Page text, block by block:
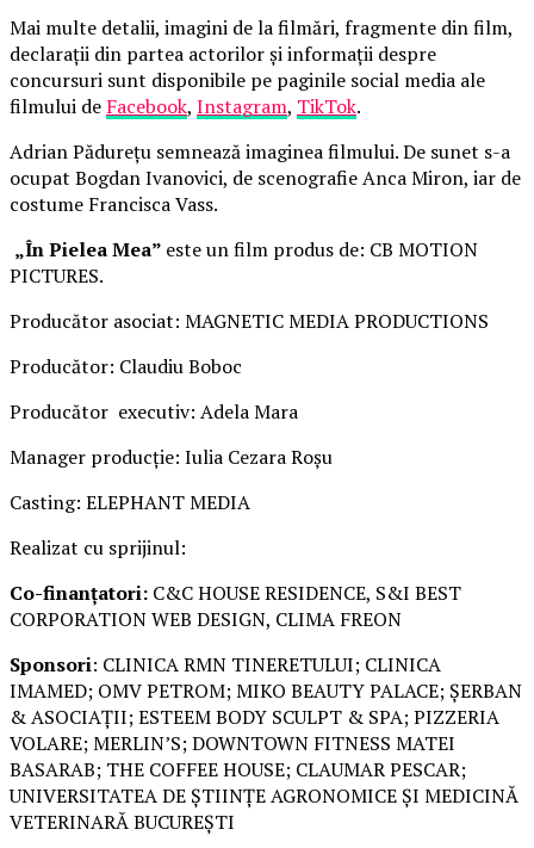
Mai multe detalii, imagini de la filmări, fragmente din film,
declarații din partea actorilor și informații despre
concursuri sunt disponibile pe paginile social media ale
filmului de Facebook, Instagram, TikTok.
Adrian Pădurețu semnează imaginea filmului. De sunet s-a
ocupat Bogdan Ivanovici, de scenografie Anca Miron, iar de
costume Francisca Vass.
„În Pielea Mea” este un film produs de: CB MOTION
PICTURES.
Producător asociat: MAGNETIC MEDIA PRODUCTIONS
Producător: Claudiu Boboc
Producător executiv: Adela Mara
Manager producție: Iulia Cezara Roșu
Casting: ELEPHANT MEDIA
Realizat cu sprijinul:
Co-finanțatori: C&C HOUSE RESIDENCE, S&I BEST
CORPORATION WEB DESIGN, CLIMA FREON
Sponsori: CLINICA RMN TINERETULUI; CLINICA
IMAMED; OMV PETROM; MIKO BEAUTY PALACE; ȘERBAN
& ASOCIAȚII; ESTEEM BODY SCULPT & SPA; PIZZERIA
VOLARE; MERLIN’S; DOWNTOWN FITNESS MATEI
BASARAB; THE COFFEE HOUSE; CLAUMAR PESCAR;
UNIVERSITATEA DE ȘTIINȚE AGRONOMICE ȘI MEDICINĂ
VETERINARĂ BUCUREȘTI